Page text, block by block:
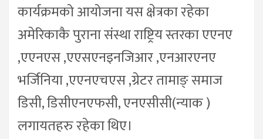
कार्यक्रमको आयोजना यस क्षेत्रका रहेका
अमेरिकाकै पुराना संस्था राष्ट्रिय स्तरका एएनए
,एएनएस ,एएसएनइनजिआर ,एनआरएनए
भर्जिनिया ,एएनएचएस ,ग्रेटर तामाङ् समाज
डिसी, डिसीएनएफसी, एनएसीसी(न्याक )
लगायतहरु रहेका थिए।